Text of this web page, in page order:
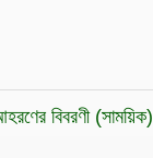
বিবরণী (সাময়িক)